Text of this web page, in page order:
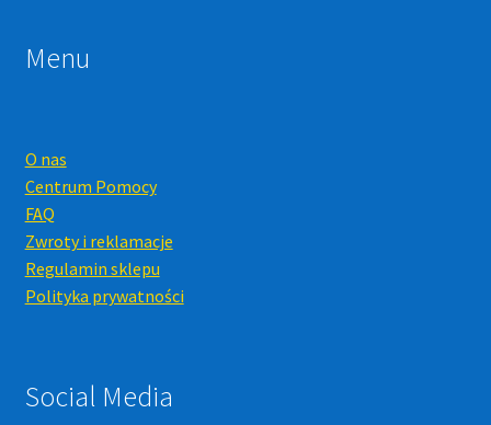
Menu
O nas
Centrum Pomocy
FAQ
Zwroty i reklamacje
Regulamin sklepu
Polityka prywatności
Social Media